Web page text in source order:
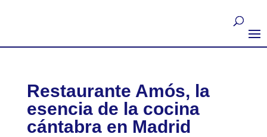
Restaurante Amós, la
esencia de la cocina
cántabra en Madrid